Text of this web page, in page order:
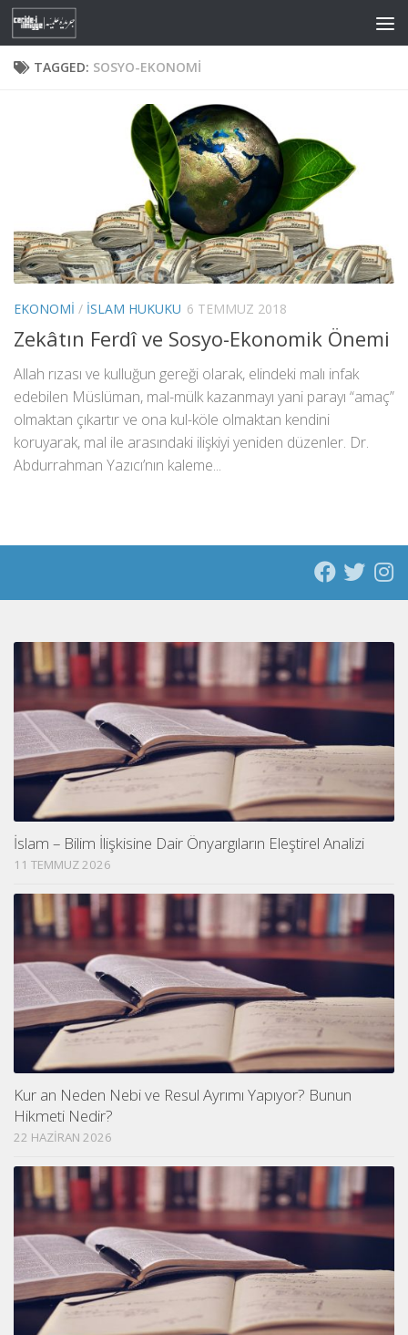
Skip to content
TAGGED: SOSYO-EKONOMI
EKONOMI / İSLAM HUKUKU 6 TEMMUZ 2018
Zekâtın Ferdî ve Sosyo-Ekonomik Önemi
Allah rızası ve kulluğun gereği olarak, elindeki malı infak
edebilen Müslüman, mal-mülk kazanmayı yani parayı “amaç”
olmaktan çıkartır ve ona kul-köle olmaktan kendini
koruyarak, mal ile arasındaki ilişkiyi yeniden düzenler. Dr.
Abdurrahman Yazıcı’nın kaleme...
İslam – Bilim İlişkisine Dair Önyargıların Eleştirel Analizi
11 TEMMUZ 2026
Kur an Neden Nebi ve Resul Ayrımı Yapıyor? Bunun
Hikmeti Nedir?
22 HAZIRAN 2026